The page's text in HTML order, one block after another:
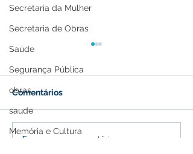
Secretaria da Mulher
Secretaria de Obras
Saúde
Segurança Pública
obras
saude
Memória e Cultura
A Revolução Acreana:
Comentários
Escreva um comentário